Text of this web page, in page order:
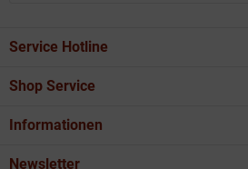
Service Hotline
Shop Service
Informationen
Newsletter